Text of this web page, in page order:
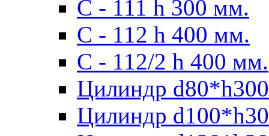
С - 111 h 300 мм.
C - 112 h 400 мм.
С - 112/2 h 400 мм.
Цилиндр
Цилиндр